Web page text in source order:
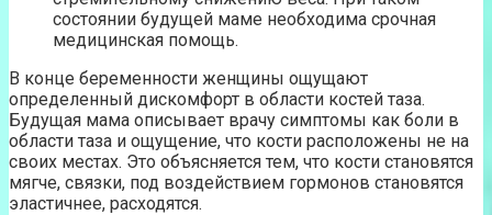
состоянии будущей маме необходима срочная
медицинская помощь.
В конце беременности женщины ощущают
определенный дискомфорт в области костей таза.
Будущая мама описывает врачу симптомы как боли в
области таза и ощущение, что кости расположены не на
своих местах. Это объясняется тем, что кости становятся
мягче, связки, под воздействием гормонов становятся
эластичнее, расходятся.